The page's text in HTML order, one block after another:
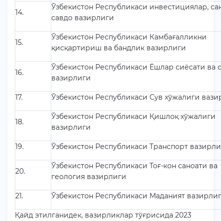
14.
Ўзбекистон Республикаси инвестициялар,
савдо вазирлиги
15.
Ўзбекистон Республикаси Камбағалликни
қисқартириш ва бандлик вазирлиги
16.
Ўзбекистон Республикаси Ёшлар сиёсати ва
вазирлиги
17. Ўзбекистон Республикаси Сув хўжалиги
18.
Ўзбекистон Республикаси Қишлоқ хўжалиги
вазирлиги
19. Ўзбекистон Республикаси Транспорт
20.
Ўзбекистон Республикаси Тоғ-кон саноати ва
геология вазирлиги
21. Ўзбекистон Республикаси Маданият
Қайд этилганидек, вазирликлар тўғрисида 2023